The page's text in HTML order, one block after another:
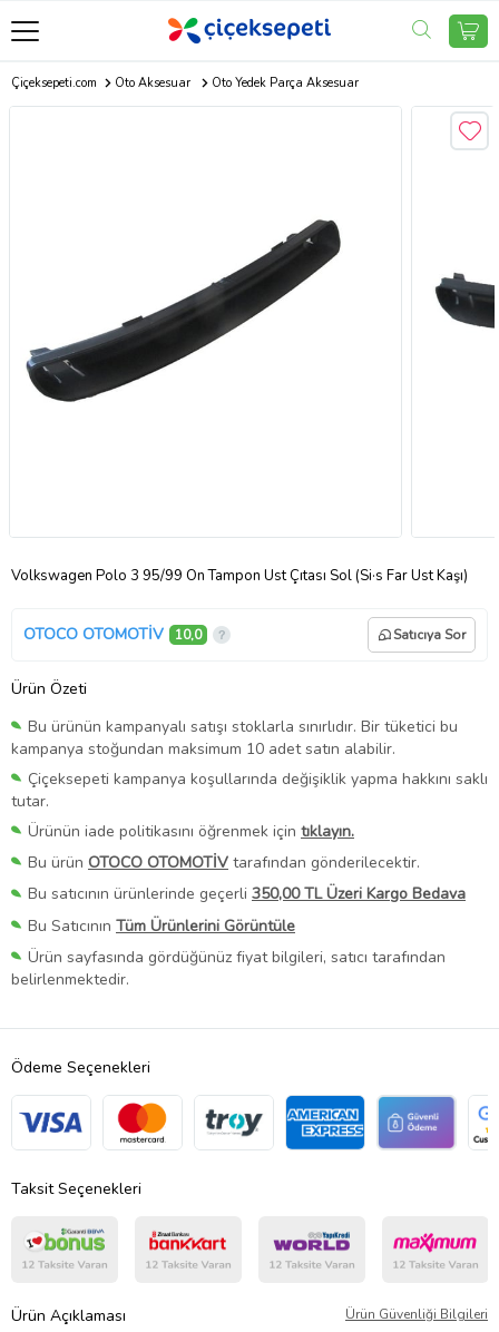
Çiçeksepeti.com Oto Aksesuar Oto Yedek Parça Aksesuar
Volkswagen Polo 3 95/99 Ön Tampon Üst Çıtası Sol (Si·s Far Üst Kaşı)
OTOCO OTOMOTİV 10,0 Satıcıya Sor
Ürün Özeti
Bu ürünün kampanyalı satışı stoklarla sınırlıdır. Bir tüketici bu
kampanya stoğundan maksimum 10 adet satın alabilir.
Çiçeksepeti kampanya koşullarında değişiklik yapma hakkını saklı
tutar.
Ürünün iade politikasını öğrenmek için tıklayın.
Bu ürün OTOCO OTOMOTİV tarafından gönderilecektir.
Bu satıcının ürünlerinde geçerli 350,00 TL Üzeri Kargo Bedava
Bu Satıcının Tüm Ürünlerini Görüntüle
Ürün sayfasında gördüğünüz fiyat bilgileri, satıcı tarafından
belirlenmektedir.
Ödeme Seçenekleri
Taksit Seçenekleri
Ürün Açıklaması Ürün Güvenliği Bilgileri